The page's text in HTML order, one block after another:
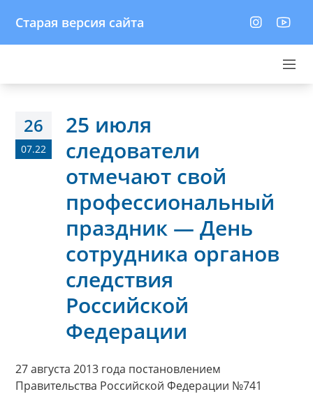
Старая версия сайта
26
07.22
25 июля
следователи
отмечают свой
профессиональный
праздник — День
сотрудника органов
следствия
Российской
Федерации
27 августа 2013 года постановлением
Правительства Российской Федерации №741